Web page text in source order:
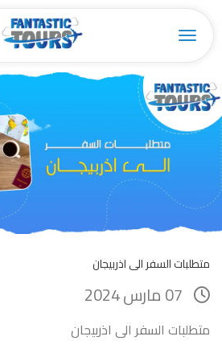
Toggle navigation
متطلبات السفر الى اذربيجان
متطلبات السفر الى اذربيجان